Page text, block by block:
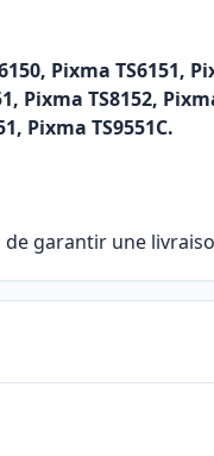
Pixma TS6151,
Pixma TS8152,
Pixma TS9551C.
garantir une